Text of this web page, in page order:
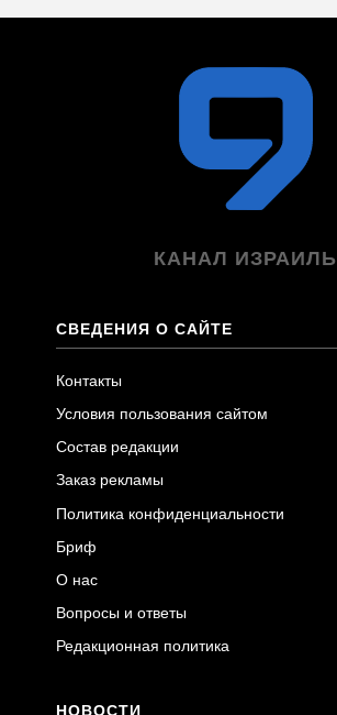
КАНАЛ ИЗРАИЛЬ
СВЕДЕНИЯ О САЙТЕ
Контакты
Условия пользования сайтом
Состав редакции
Заказ рекламы
Политика конфиденциальности
Бриф
О нас
Вопросы и ответы
Редакционная политика
НОВОСТИ